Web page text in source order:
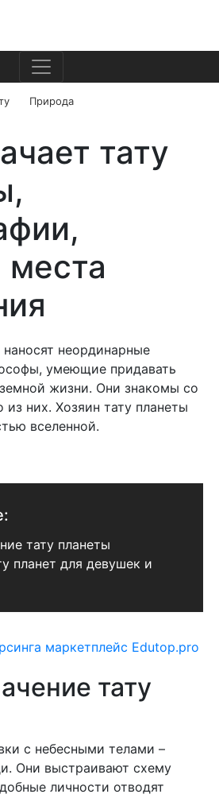
Природа
тату
места
неординарные
умеющие придавать
жизни. Они знакомы со
них. Хозяин тату планеты
вселенной.
тату планеты
планет для девушек и
тату
с небесными телами –
Они выстраивают схему
личности отводят